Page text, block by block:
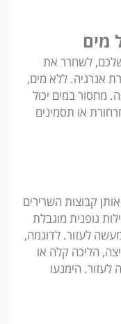
שלכם, לשחרר את
אנרגיה. ללא מים,
מחסור במים יכול
או תסמינים
את אותן קבוצות השרירים
גופנית מוגבלת
לעזור. לדוגמה,
הליכה קלה או
לעזור. הימנעו